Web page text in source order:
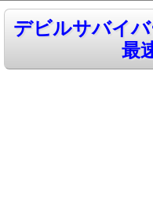
デビルサバイ
最